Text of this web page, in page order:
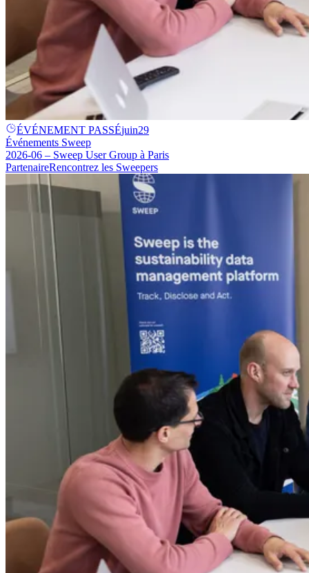
ÉVÉNEMENT PASSÉjuin29
Événements Sweep
2026-06 – Sweep User Group à Paris
PartenaireRencontrez les Sweepers